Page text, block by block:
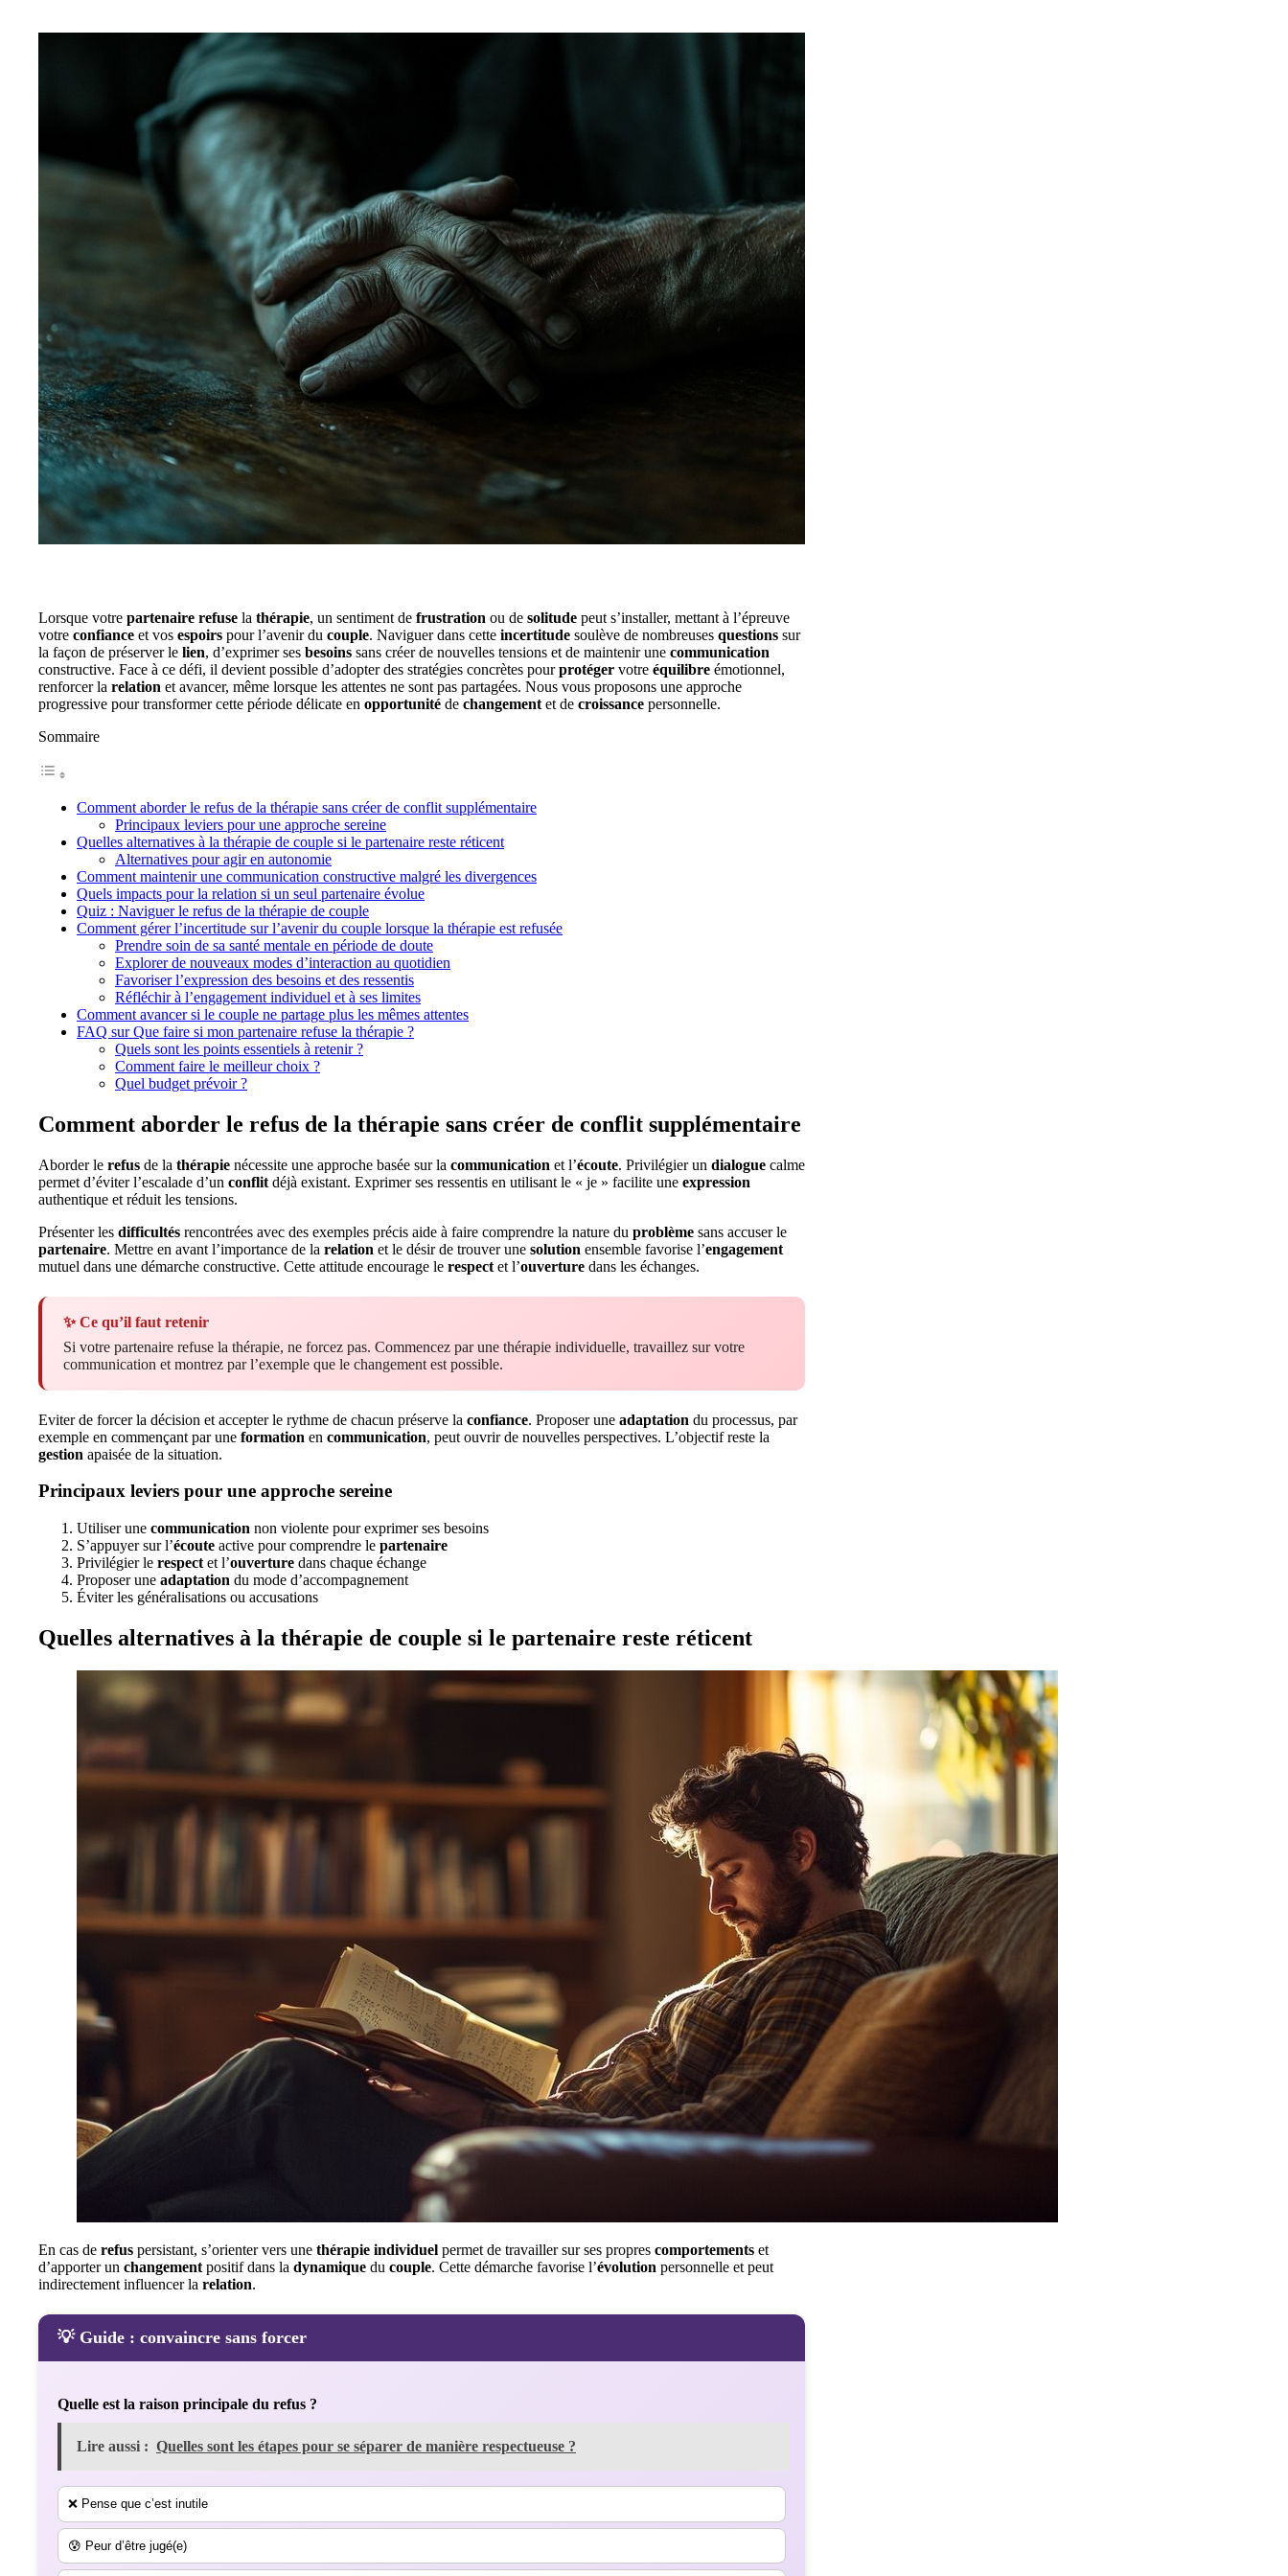
Lorsque votre partenaire refuse la thérapie, un sentiment de frustration ou de solitude peut s’installer, mettant à l’épreuve
votre confiance et vos espoirs pour l’avenir du couple. Naviguer dans cette incertitude soulève de nombreuses questions sur
la façon de préserver le lien, d’exprimer ses besoins sans créer de nouvelles tensions et de maintenir une communication
constructive. Face à ce défi, il devient possible d’adopter des stratégies concrètes pourprotéger votre équilibre émotionnel,
renforcer la relation et avancer, même lorsque les attentes ne sont pas partagées. Nous vous proposons une approche
progressive pour transformer cette période délicate en opportunité de changement et de croissance personnelle.
Sommaire
Comment aborder le refus de la thérapie sans créer de conflit supplémentaire
Principaux leviers pour une approche sereine
Quelles alternatives à la thérapie de couple si le partenaire reste réticent
Alternatives pour agir en autonomie
Comment maintenir une communication constructive malgré les divergences
Quels impacts pour la relation si un seul partenaire évolue
Quiz : Naviguer le refus de la thérapie de couple
Comment gérer l’incertitude sur l’avenir du couple lorsque la thérapie est refusée
Prendre soin de sa santé mentale en période de doute
Explorer de nouveaux modes d’interaction au quotidien
Favoriser l’expression des besoins et des ressentis
Réfléchir à l’engagement individuel et à ses limites
Comment avancer si le couple ne partage plus les mêmes attentes
FAQ sur Que faire si mon partenaire refuse la thérapie ?
Quels sont les points essentiels à retenir ?
Comment faire le meilleur choix ?
Quel budget prévoir ?
Comment aborder le refus de la thérapie sans créer de conflit supplémentaire
Aborder le refus de la thérapie nécessite une approche basée sur la communication et l’écoute. Privilégier un dialogue calme
permet d’éviter l’escalade d’un conflit déjà existant. Exprimer ses ressentis en utilisant le « je » facilite une expression
authentique et réduit les tensions.
Présenter les difficultés rencontrées avec des exemples précis aide à faire comprendre la nature du problème sans accuser le
partenaire. Mettre en avant l’importance de la relation et le désir de trouver une solution ensemble favorise l’engagement
mutuel dans une démarche constructive. Cette attitude encourage le respect et l’ouverture dans les échanges.
✨ Ce qu’il faut retenir
Si votre partenaire refuse la thérapie, ne forcez pas. Commencez par une thérapie individuelle, travaillez sur votre
communication et montrez par l’exemple que le changement est possible.
Eviter de forcer la décision et accepter le rythme de chacun préserve la confiance. Proposer une adaptation du processus, par
exemple en commençant par une formation en communication, peut ouvrir de nouvelles perspectives. L’objectif reste la
gestion apaisée de la situation.
Principaux leviers pour une approche sereine
Utiliser une communication non violente pour exprimer ses besoins
S’appuyer sur l’écoute active pour comprendre le partenaire
Privilégier le respect et l’ouverture dans chaque échange
Proposer une adaptation du mode d’accompagnement
Éviter les généralisations ou accusations
Quelles alternatives à la thérapie de couple si le partenaire reste réticent
En cas de refus persistant, s’orienter vers une thérapie individuel permet de travailler sur ses propres comportements et
d’apporter un changement positif dans la dynamique du couple. Cette démarche favorise l’évolution personnelle et peut
indirectement influencer la relation.
💡 Guide : convaincre sans forcer
Quelle est la raison principale du refus ?
Lire aussi : Quelles sont les étapes pour se séparer de manière respectueuse ?
❌ Pense que c’est inutile
😰 Peur d’être jugé(e)